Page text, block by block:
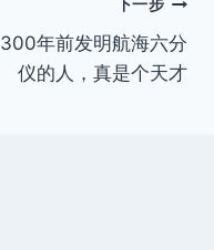
下一步
300年前发明航海六分
仪的人，真是个天才